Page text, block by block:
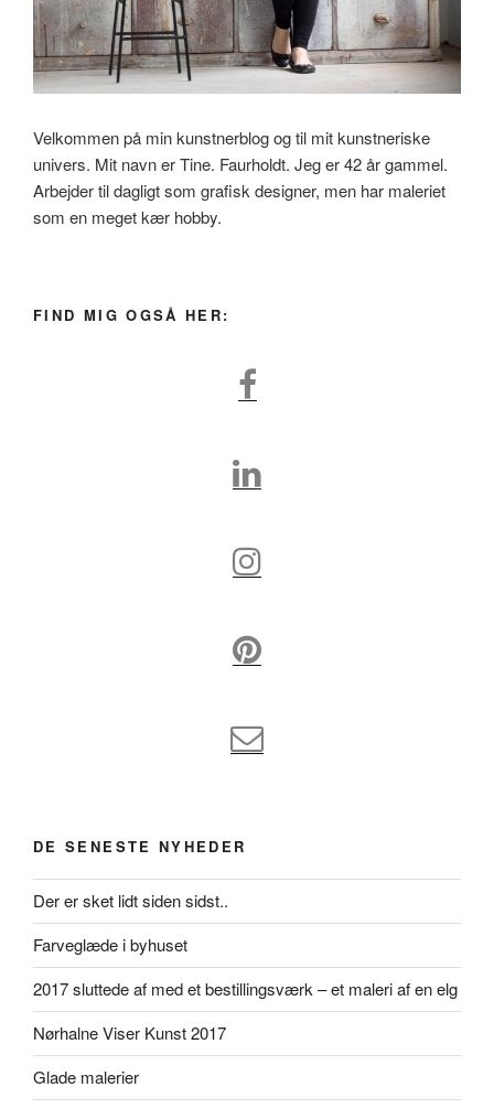
Velkommen på min kunstnerblog og til mit kunstneriske
univers. Mit navn er Tine. Faurholdt. Jeg er 42 år gammel.
Arbejder til dagligt som grafisk designer, men har maleriet
som en meget kær hobby.
FIND MIG OGSÅ HER:
DE SENESTE NYHEDER
Der er sket lidt siden sidst..
Farveglæde i byhuset
2017 sluttede af med et bestillingsværk – et maleri af en elg
Nørhalne Viser Kunst 2017
Glade malerier